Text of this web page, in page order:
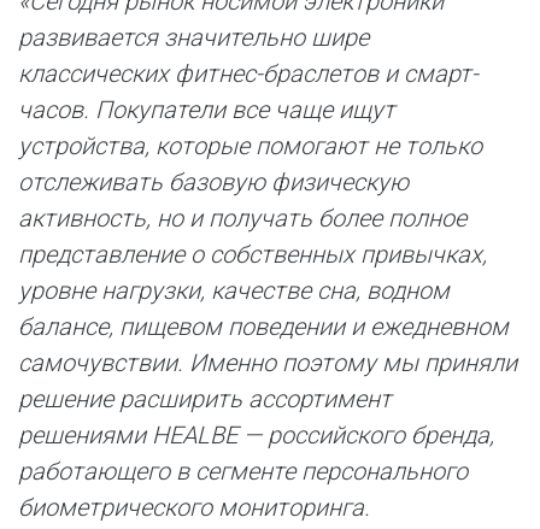
развивается значительно шире
классических фитнес-браслетов и смарт-
часов. Покупатели все чаще ищут
устройства, которые помогают не только
отслеживать базовую физическую
активность, но и получать более полное
представление о собственных привычках,
уровне нагрузки, качестве сна, водном
балансе, пищевом поведении и ежедневном
самочувствии. Именно поэтому мы приняли
решение расширить ассортимент
решениями HEALBE — российского бренда,
работающего в сегменте персонального
биометрического мониторинга.